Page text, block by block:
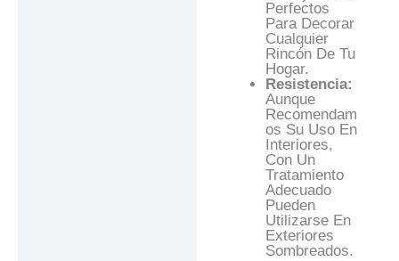
Perfectos
Para Decorar
Cualquier
Rincón De Tu
Hogar.
Resistencia:
Aunque
Recomendam
Os Su Uso En
Interiores,
Con Un
Tratamiento
Adecuado
Pueden
Utilizarse En
Exteriores
Sombreados.